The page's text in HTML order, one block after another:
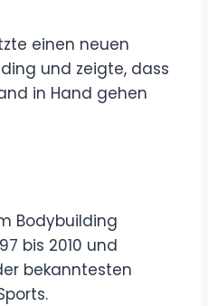
einen neuen
und zeigte, dass
in Hand gehen
Bodybuilding
bis 2010 und
bekanntesten